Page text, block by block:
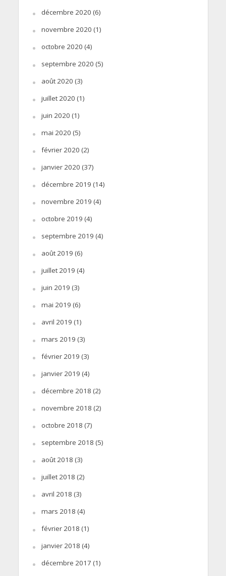
décembre 2020 (6)
novembre 2020 (1)
octobre 2020 (4)
septembre 2020 (5)
août 2020 (3)
juillet 2020 (1)
juin 2020 (1)
mai 2020 (5)
février 2020 (2)
janvier 2020 (37)
décembre 2019 (14)
novembre 2019 (4)
octobre 2019 (4)
septembre 2019 (4)
août 2019 (6)
juillet 2019 (4)
juin 2019 (3)
mai 2019 (6)
avril 2019 (1)
mars 2019 (3)
février 2019 (3)
janvier 2019 (4)
décembre 2018 (2)
novembre 2018 (2)
octobre 2018 (7)
septembre 2018 (5)
août 2018 (3)
juillet 2018 (2)
avril 2018 (3)
mars 2018 (4)
février 2018 (1)
janvier 2018 (4)
décembre 2017 (1)